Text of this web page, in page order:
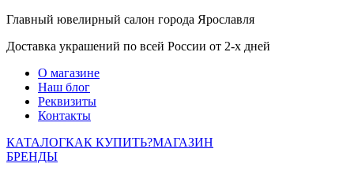
Главный ювелирный салон города Ярославля
Доставка украшений по всей России от 2-х дней
О магазине
Наш блог
Реквизиты
Контакты
КАТАЛОГКАК КУПИТЬ?МАГАЗИН
БРЕНДЫ